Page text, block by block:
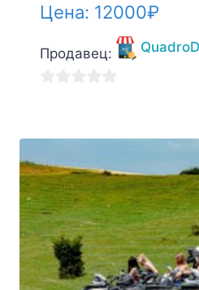
Цена: 12000₽
Продавец:
5